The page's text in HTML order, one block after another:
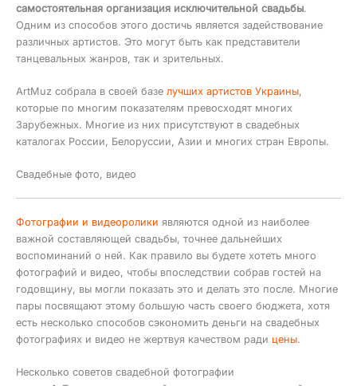
самостоятельная организация исключительной свадьбы.
Одним из способов этого достичь является задействование
различных артистов. Это могут быть как представители
танцевальных жанров, так и зрительных.
ArtMuz собрала в своей базе лучших артистов Украины,
которые по многим показателям превосходят многих
Зарубежных. Многие из них присутствуют в свадебных
каталогах России, Белоруссии, Азии и многих стран Европы.
Свадебные фото, видео
Фотографии и видеоролики являются одной из наиболее
важной составляющей свадьбы, точнее дальнейших
воспоминаний о ней. Как правило вы будете хотеть много
фотографий и видео, чтобы впоследствии собрав гостей на
годовщину, вы могли показать это и делать это после. Многие
пары посвящают этому большую часть своего бюджета, хотя
есть несколько способов сэкономить деньги на свадебных
фотографиях и видео не жертвуя качеством ради цены.
Несколько советов свадебной фотографии